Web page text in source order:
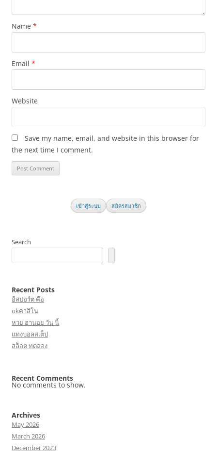
Name *
Email *
Website
Save my name, email, and website in this browser for
the next time I comment.
เข้าสู่ระบบ สมัครสมาชิก
Search
Recent Posts
อีสปอร์ต คือ
okคาสิโน
หวย ฮานอย วัน นี้
แทงบอลสเต็ป
สล็อต ทดลอง
Recent Comments
No comments to show.
Archives
May 2026
March 2026
December 2023